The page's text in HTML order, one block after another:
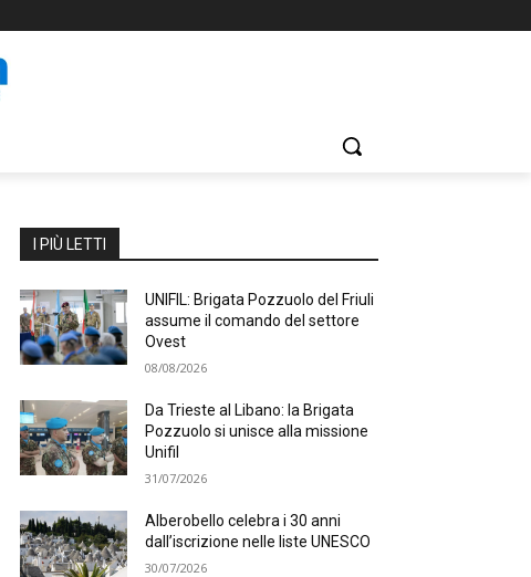
I PIÙ LETTI
UNIFIL: Brigata Pozzuolo del Friuli
assume il comando del settore
Ovest
08/08/2026
Da Trieste al Libano: la Brigata
Pozzuolo si unisce alla missione
Unifil
31/07/2026
Alberobello celebra i 30 anni
dall’iscrizione nelle liste UNESCO
30/07/2026